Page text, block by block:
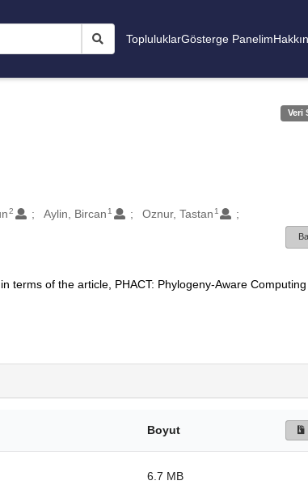
TopluluklarGösterge Panelim
Veri
2 Aylin, Bircan 1 Oznur, Tastan 1
terms of the article, PHACT: Phylogeny-Aware
Boyut
6.7 MB